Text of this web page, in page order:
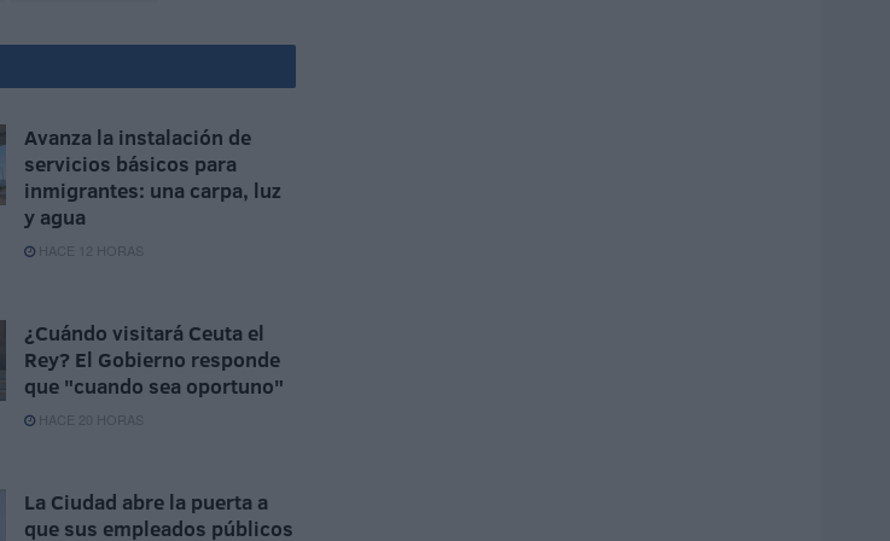
Avanza la instalación de
servicios básicos para
inmigrantes: una carpa, luz
y agua
HACE 12 HORAS
¿Cuándo visitará Ceuta el
Rey? El Gobierno responde
que "cuando sea oportuno"
HACE 20 HORAS
La Ciudad abre la puerta a
que sus empleados públicos